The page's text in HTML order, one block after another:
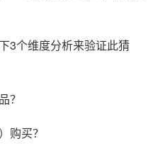
3个维度分析来验证此猜
？
购买？